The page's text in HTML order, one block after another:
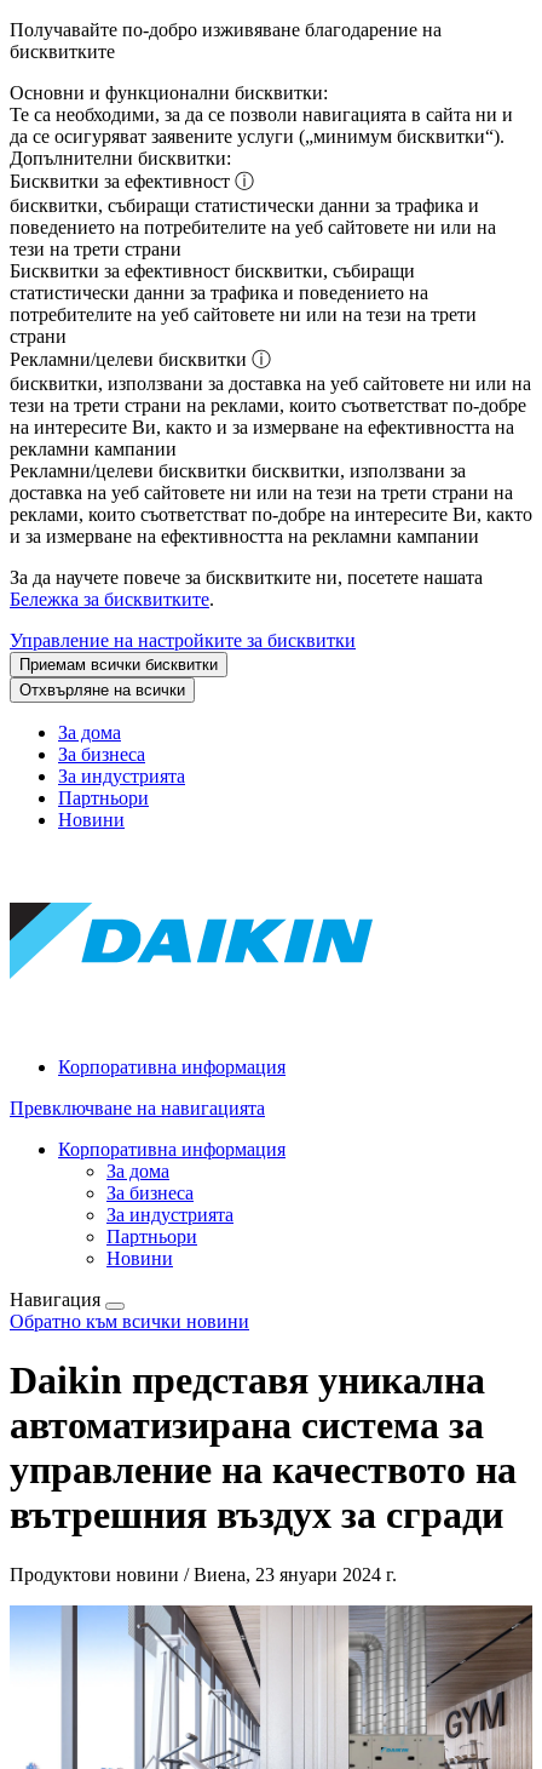
Получавайте по-добро изживяване благодарение на
бисквитките
Основни и функционални бисквитки:
Те са необходими, за да се позволи навигацията в сайта ни и
да се осигуряват заявените услуги („минимум бисквитки“).
Допълнителни бисквитки:
Бисквитки за ефективност ⓘ
бисквитки, събиращи статистически данни за трафика и
поведението на потребителите на уеб сайтовете ни или на
тези на трети страни
Бисквитки за ефективност бисквитки, събиращи
статистически данни за трафика и поведението на
потребителите на уеб сайтовете ни или на тези на трети
страни
Рекламни/целеви бисквитки ⓘ
бисквитки, използвани за доставка на уеб сайтовете ни или на
тези на трети страни на реклами, които съответстват по-добре
на интересите Ви, както и за измерване на ефективността на
рекламни кампании
Рекламни/целеви бисквитки бисквитки, използвани за
доставка на уеб сайтовете ни или на тези на трети страни на
реклами, които съответстват по-добре на интересите Ви, както
и за измерване на ефективността на рекламни кампании
За да научете повече за бисквитките ни, посетете нашата
Бележка за бисквитките.
Управление на настройките за бисквитки
Приемам всички бисквитки
Отхвърляне на всички
За дома
За бизнеса
За индустрията
Партньори
Новини
Корпоративна информация
Превключване на навигацията
Корпоративна информация
За дома
За бизнеса
За индустрията
Партньори
Новини
Навигация
Обратно към всички новини
Daikin представя уникална
автоматизирана система за
управление на качеството на
вътрешния въздух за сгради
Продуктови новини / Виена, 23 януари 2024 г.